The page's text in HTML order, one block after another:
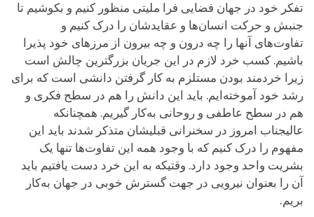
تفکر خود در جهان فضایی فرا ملیتی منظور کنیم و بکوشیم تا
جنبش و حرکت انسان‌ها و عقایدشان را درک کنیم و
تفاوت‌های آنها را چه درون و چه بیرون از مرزهای خود پذیرا
باشیم. کسب خرد لازم در این جریان بزرگترین چالش است
زیرا خردمند بودن مستلزم به کار گرفتن دانشی است که برای
رشد خود آموخته‌ایم. باید این دانش را هم در سطح فکری و
هم در سطح عاطفی و روحانی به‌کار گیریم. همچنانکه
عالیجناب امروز در سخنرانی قبلیشان متذکر شدند باید این
مفهوم را درک کنیم که با وجود همه این تفاوت‌ها تنها یک
بشریت واحد وجود دارد. وقتیکه به این خرد دست یافتیم باید
آن را بعنوان نیرویی در جهت گسترش خوبی در جهان به‌کار
بریم.